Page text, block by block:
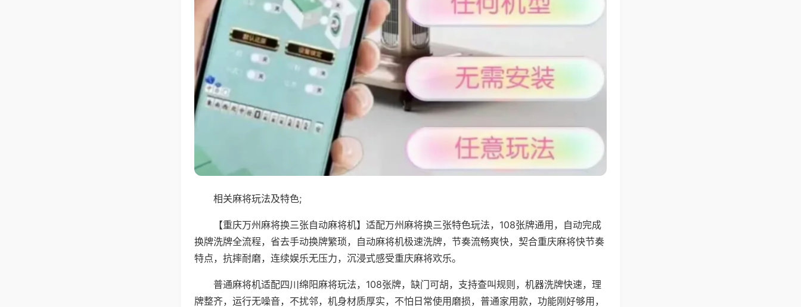
相关麻将玩法及特色;
【重庆万州麻将换三张自动麻将机】适配万州麻将换三张特色玩法，108张牌通用，自动完成
换牌洗牌全流程，省去手动换牌繁琐，自动麻将机极速洗牌，节奏流畅爽快，契合重庆麻将快节奏
特点，抗摔耐磨，连续娱乐无压力，沉浸式感受重庆麻将欢乐。
普通麻将机适配四川绵阳麻将玩法，108张牌，缺门可胡，支持查叫规则，机器洗牌快速，理
牌整齐，运行无噪音，不扰邻，机身材质厚实，不怕日常使用磨损，普通家用款，功能刚好够用，